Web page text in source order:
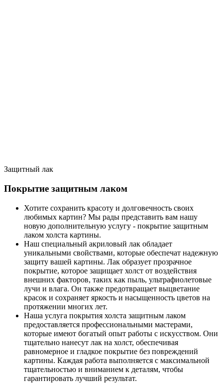
Защитный лак
Покрытие защитным лаком
Хотите сохранить красоту и долговечность своих
любимых картин? Мы рады представить вам нашу
новую дополнительную услугу - покрытие защитным
лаком холста картины.
Наш специальный акриловый лак обладает
уникальными свойствами, которые обеспечат надежную
защиту вашей картины. Лак образует прозрачное
покрытие, которое защищает холст от воздействия
внешних факторов, таких как пыль, ультрафиолетовые
лучи и влага. Он также предотвращает выцветание
красок и сохраняет яркость и насыщенность цветов на
протяжении многих лет.
Наша услуга покрытия холста защитным лаком
предоставляется профессиональными мастерами,
которые имеют богатый опыт работы с искусством. Они
тщательно нанесут лак на холст, обеспечивая
равномерное и гладкое покрытие без повреждений
картины. Каждая работа выполняется с максимальной
тщательностью и вниманием к деталям, чтобы
гарантировать лучший результат.